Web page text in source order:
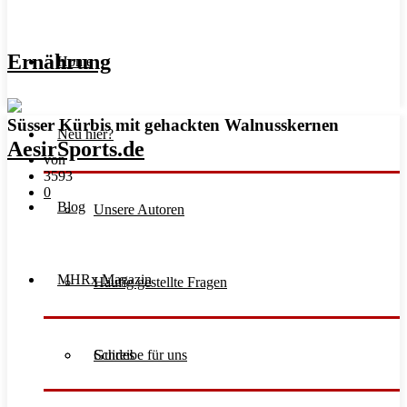
Ernährung
Home
Unsere Autoren
Häufig gestellte Fragen
Schreibe für uns
Neu hier?
Blog
Guides
MHRx Magazin
Süsser Kürbis mit gehackten Walnusskernen
von
3593
0